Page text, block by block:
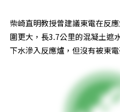
柴崎直明教授曾建議東電在反
圍更大，長3.7公里的混凝土遮
下水滲入反應爐，但沒有被東